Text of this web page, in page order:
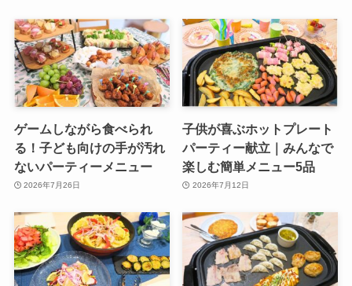
ゲームしながら食べられ
る！子ども向けの手が汚れ
ないパーティーメニュー
2026年7月26日
子供が喜ぶホットプレート
パーティー献立｜みんなで
楽しむ簡単メニュー5品
2026年7月12日